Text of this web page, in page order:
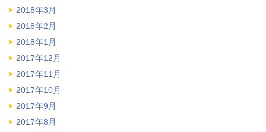
2018年3月
2018年2月
2018年1月
2017年12月
2017年11月
2017年10月
2017年9月
2017年8月